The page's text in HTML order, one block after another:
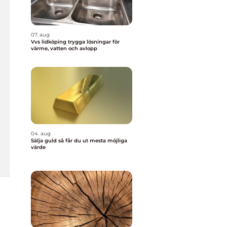
07. aug
Vvs lidköping trygga lösningar för
värme, vatten och avlopp
04. aug
Sälja guld så får du ut mesta möjliga
värde